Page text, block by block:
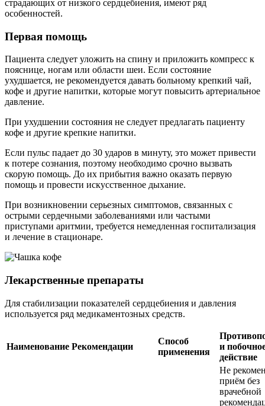
страдающих от низкого сердцебиения, имеют ряд
особенностей.
Первая помощь
Пациента следует уложить на спину и приложить компресс к
пояснице, ногам или области шеи. Если состояние
ухудшается, не рекомендуется давать больному крепкий чай,
кофе и другие напитки, которые могут повысить артериальное
давление.
При ухудшении состояния не следует предлагать пациенту
кофе и другие крепкие напитки.
Если пульс падает до 30 ударов в минуту, это может привести
к потере сознания, поэтому необходимо срочно вызвать
скорую помощь. До их прибытия важно оказать первую
помощь и провести искусственное дыхание.
При возникновении серьезных симптомов, связанных с
острыми сердечными заболеваниями или частыми
приступами аритмии, требуется немедленная госпитализация
и лечение в стационаре.
Лекарственные препараты
Для стабилизации показателей сердцебиения и давления
используется ряд медикаментозных средств.
Наименование Рекомендации
Способ
применения
и
действие
Не
приём без
врачебной